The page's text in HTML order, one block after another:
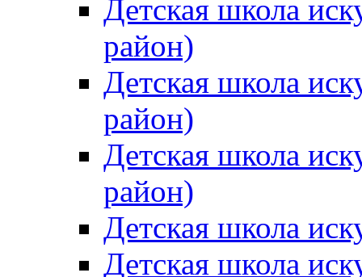
Детская школа
район)
Детская школа
район)
Детская школа
район)
Детская школа
Детская школа